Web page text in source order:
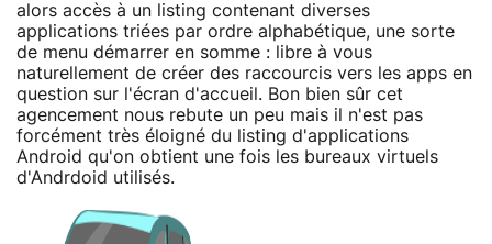
alors accès à un listing contenant diverses
applications triées par ordre alphabétique, une sorte
de menu démarrer en somme : libre à vous
naturellement de créer des raccourcis vers les apps en
question sur l'écran d'accueil. Bon bien sûr cet
agencement nous rebute un peu mais il n'est pas
forcément très éloigné du listing d'applications
Android qu'on obtient une fois les bureaux virtuels
d'Andrdoid utilisés.